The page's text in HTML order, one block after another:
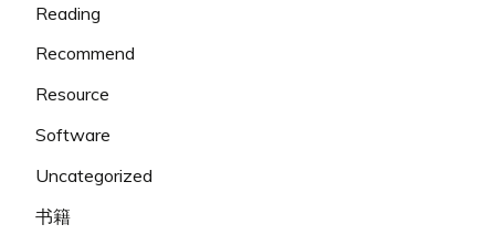
Reading
Recommend
Resource
Software
Uncategorized
书籍